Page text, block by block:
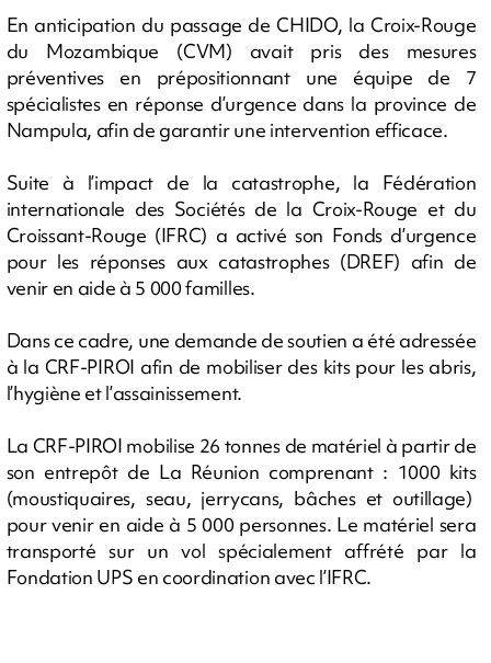
En anticipation du passage de CHIDO, la Croix-Rouge
du Mozambique (CVM) avait pris des mesures
préventives en prépositionnant une équipe de 7
spécialistes en réponse d’urgence dans la province de
Nampula, afin de garantir une intervention efficace.
Suite à l’impact de la catastrophe, la Fédération
internationale des Sociétés de la Croix-Rouge et du
Croissant-Rouge (IFRC) a activé son Fonds d’urgence
pour les réponses aux catastrophes (DREF) afin de
venir en aide à 5 000 familles.
Dans ce cadre, une demande de soutien a été adressée
à la CRF-PIROI afin de mobiliser des kits pour les abris,
l’hygiène et l’assainissement.
La CRF-PIROI mobilise 26 tonnes de matériel à partir de
son entrepôt de La Réunion comprenant : 1000 kits
(moustiquaires, seau, jerrycans, bâches et outillage)
pour venir en aide à 5 000 personnes. Le matériel sera
transporté sur un vol spécialement affrété par la
Fondation UPS en coordination avec l’IFRC.